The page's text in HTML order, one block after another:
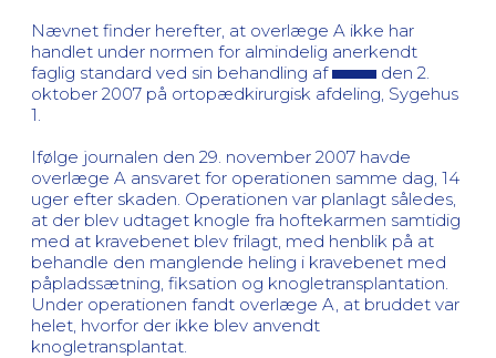
Nævnet finder herefter, at overlæge A ikke har
handlet under normen for almindelig anerkendt
faglig standard ved sin behandling af
den 2.
oktober 2007 på ortopædkirurgisk afdeling, Sygehus
1.
Ifølge journalen den 29. november 2007 havde
overlæge A ansvaret for operationen samme dag, 14
uger efter skaden. Operationen var planlagt således,
at der blev udtaget knogle fra hoftekarmen samtidig
med at kravebenet blev frilagt, med henblik på at
behandle den manglende heling i kravebenet med
påpladssætning, fiksation og knogletransplantation.
Under operationen fandt overlæge A, at bruddet var
helet, hvorfor der ikke blev anvendt
knogletransplantat.